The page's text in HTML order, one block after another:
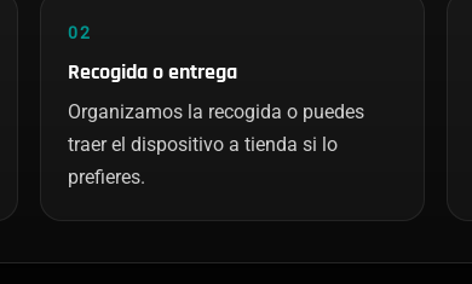
02
Recogida o entrega
Organizamos la recogida o puedes
traer el dispositivo a tienda si lo
prefieres.